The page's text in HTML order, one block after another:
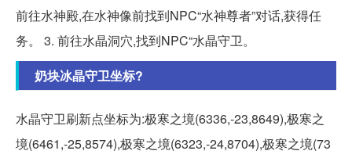
前往水神殿,在水神像前找到NPC“水神尊者”对话,获得任
务。 3. 前往水晶洞穴,找到NPC“水晶守卫。
奶块冰晶守卫坐标?
水晶守卫刷新点坐标为:极寒之境(6336,-23,8649),极寒之
境(6461,-25,8574),极寒之境(6323,-24,8704),极寒之境(73